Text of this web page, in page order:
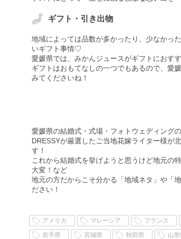
ギフト・引き出物
地域によっては品数が多かったり、少なかっ
いギフト事情♡
愛媛県では、みかんジュースがギフトにおす
ギフトはおもてなしの一つでもあるので、愛
みてくださいね！
愛媛県の結婚式・式場・フォトウェディング
DRESSYが厳選したご当地花嫁ライター様が
す！
これから結婚式を挙げようと思うけど地元の
大変！など
地元の方だからこそ分かる「地域ネタ」や「
ださい！
アメリカ マレーシア フランス
岩手県
宮城県 秋田県 山